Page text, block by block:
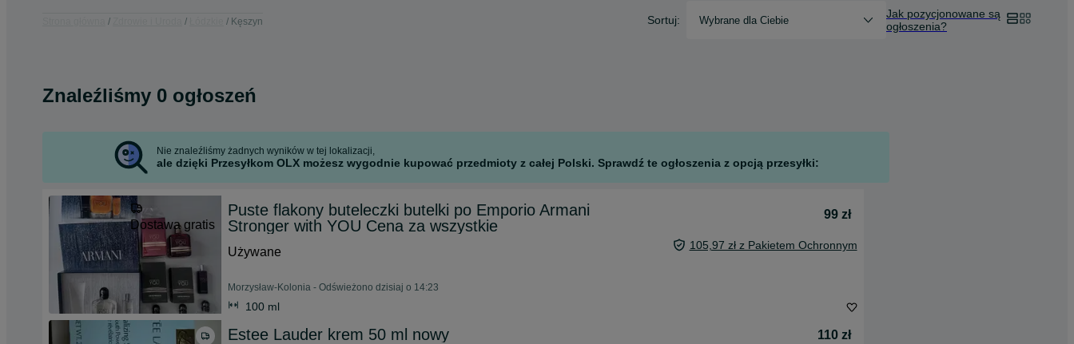
Kęszyn Sortuj: Wybrane dla Ciebie
Jak pozycjonowane są
ogłoszenia?
Znaleźliśmy 0 ogłoszeń
Nie znaleźliśmy żadnych wyników w tej lokalizacji,
ale dzięki Przesyłkom OLX możesz wygodnie kupować przedmioty z całej Polski. Sprawdź te ogłoszenia z opcją przesyłki:
Dostawa gratis
Puste flakony buteleczki butelki po Emporio Armani
Stronger with YOU Cena za wszystkie
99 zł
Używane 105,97 zł z Pakietem Ochronnym
Morzysław-Kolonia - Odświeżono dzisiaj o 14:23
100 ml
Estee Lauder krem 50 ml nowy
110 zł